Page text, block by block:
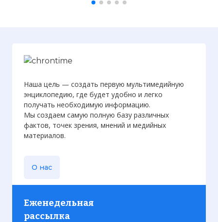
Наша цель — создать первую мультимедийную
энциклопедию, где будет удобно и легко
получать необходимую информацию.
Мы создаем самую полную базу различных
фактов, точек зрения, мнений и медийных
материалов.
О нас
Еженедельная
рассылка